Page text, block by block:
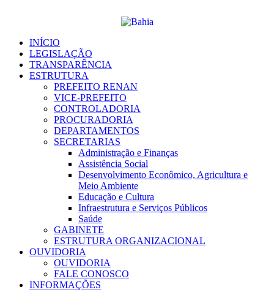
conteúdoINÍCIO
LEGISLAÇÃO
TRANSPARÊNCIA
ESTRUTURA
PREFEITO RENAN
VICE-PREFEITO
CONTROLADORIA
PROCURADORIA
DEPARTAMENTOS
SECRETARIAS
Administração e Finanças
Assistência Social
Desenvolvimento Econômico, Agricultura e
Meio Ambiente
Educação e Cultura
Infraestrutura e Serviços Públicos
Saúde
GABINETE
ESTRUTURA ORGANIZACIONAL
OUVIDORIA
OUVIDORIA
FALE CONOSCO
INFORMAÇÕES